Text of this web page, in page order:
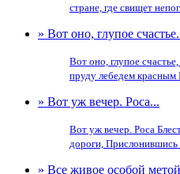
стране, где свищет
» Вот оно, глупое
Вот оно, глупое
пруду лебедем красным
» Вот уж вечер. Роса...
Вот уж вечер. Роса
дороги, Прислонившись
» Все живое особой